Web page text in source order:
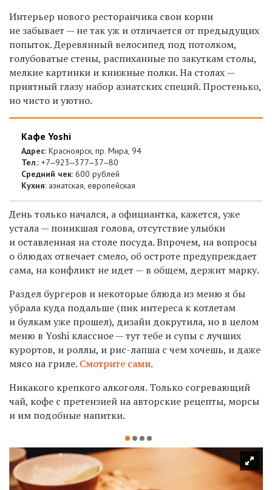
Интерьер нового ресторанчика свои корни
не забывает — не так уж и отличается от предыдущих
попыток. Деревянный велосипед под потолком,
голубоватые стены, распиханные по закуткам столы,
мелкие картинки и книжные полки. На столах —
приятный глазу набор азиатских специй. Простенько,
но чисто и уютно.
Кафе Yoshi
Адрес: Красноярск, пр. Мира, 94
Тел.: +7‒923‒377‒37‒80
Средний чек: 600 рублей
Кухня: азиатская, европейская
День только начался, а официантка, кажется, уже
устала — поникшая голова, отсутствие улыбки
и оставленная на столе посуда. Впрочем, на вопросы
о блюдах отвечает смело, об остроте предупреждает
сама, на конфликт не идет — в общем, держит марку.
Раздел бургеров и некоторые блюда из меню я бы
убрала куда подальше (пик интереса к котлетам
и булкам уже прошел), дизайн докрутила, но в целом
меню в Yoshi классное — тут тебе и супы с лучших
курортов, и роллы, и рис-лапша с чем хочешь, и даже
мясо на гриле. Смотрите сами.
Никакого крепкого алкоголя. Только согревающий
чай, кофе с претензией на авторские рецепты, морсы
и им подобные напитки.